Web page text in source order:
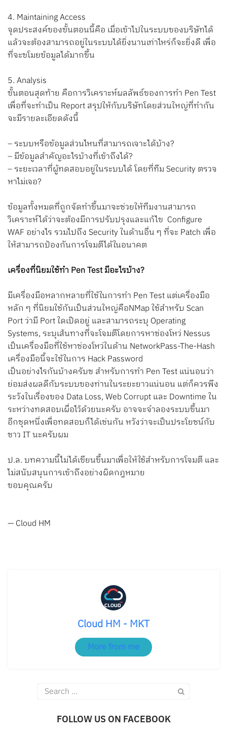
4. Maintaining Access
จุดประสงค์ของขั้นตอนนี้คือ เมื่อเข้าไปในระบบของบริษัทได้
แล้วจะต้องสามารถอยู่ในระบบได้ยิ่งนานเท่าไหร่ก็จะยิ่งดี เพื่อ
ที่จะขโมยข้อมูลได้มากขึ้น
5. Analysis
ขั้นตอนสุดท้าย คือการวิเคราะห์ผลลัพธ์ของการทำ Pen Test
เพื่อที่จะทำเป็น Report สรุปให้กับบริษัทโดยส่วนใหญ่ที่ทำกัน
จะมีรายละเอียดดังนี้
–ระบบหรือข้อมูลส่วนไหนที่สามารถเจาะได้บ้าง?
–มีข้อมูลสำคัญอะไรบ้างที่เข้าถึงได้?
–ระยะเวลาที่ผู้ทดสอบอยู่ในระบบได้ โดยที่ทีม Security ตรวจ
หาไม่เจอ?
ข้อมูลทั้งหมดที่ถูกจัดทำขึ้นมาจะช่วยให้ทีมงานสามารถ
วิเคราะห์ได้ว่าจะต้องมีการปรับปรุงและแก้ไข Configure
WAF อย่างไร รวมไปถึง Security ในด้านอื่น ๆ ที่จะ Patch เพื่อ
ให้สามารถป้องกันการโจมตีได้ในอนาคต
เครื่องที่นิยมใช้ทำ Pen Test มีอะไรบ้าง?
มีเครื่องมือหลากหลายที่ใช้ในการทำ Pen Test แต่เครื่องมือ
หลัก ๆ ที่นิยมใช้กันเป็นส่วนใหญ่คือNMap ใช้สำหรับ Scan
Port ว่ามี Port ใดเปิดอยู่ และสามารถระบุ Operating
Systems, ระบุเส้นทางที่จะโจมตีโดยการหาช่องโหว่ Nessus
เป็นเครื่องมือที่ใช้หาช่องโหว่ในด้าน NetworkPass-The-Hash
เครื่องมือนี้จะใช้ในการ Hack Password
เป็นอย่างไรกันบ้างครับช สำหรับการทำ Pen Test แน่นอนว่า
ย่อมส่งผลดีกับระบบของท่านในระยะยาวแน่นอน แต่ก็ควรพึง
ระวังในเรื่องของ Data Loss, Web Corrupt และ Downtime ใน
ระหว่างทดสอบเผื่อไว้ด้วยนะครับ อาจจะจำลองระบบขึ้นมา
อีกชุดหนึ่งเพื่อทดสอบก็ได้เช่นกัน หวังว่าจะเป็นประโยชน์กับ
ชาว IT นะครับผม
ป.ล. บทความนี้ไม่ได้เขียนขึ้นมาเพื่อให้ใช้สำหรับการโจมตี และ
ไม่สนับสนุนการเข้าถึงอย่างผิดกฎหมาย
ขอบคุณครับ
— Cloud HM
Cloud HM - MKT
More from me
Search
for:
FOLLOW US ON FACEBOOK